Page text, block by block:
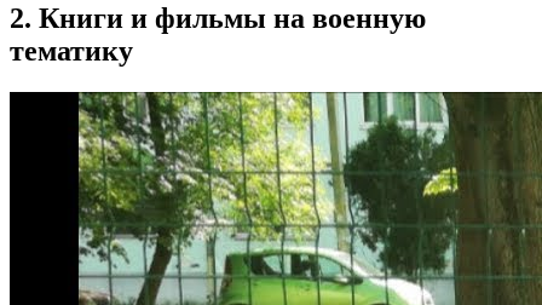
2. Книги и фильмы на военную
тематику